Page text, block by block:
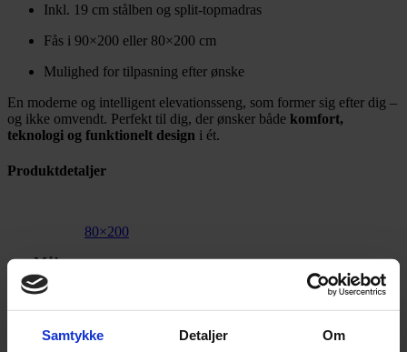
Samtykke Detaljer Om
Inkl. 19 cm stålben og split-topmadras
Fås i 90×200 eller 80×200 cm
Mulighed for tilpasning efter ønske
En moderne og intelligent elevationsseng, som former sig efter dig –
og ikke omvendt. Perfekt til dig, der ønsker både komfort,
teknologi og funktionelt design i ét.
Produktdetaljer
Mål
80×200
,
Fast (75< kg)